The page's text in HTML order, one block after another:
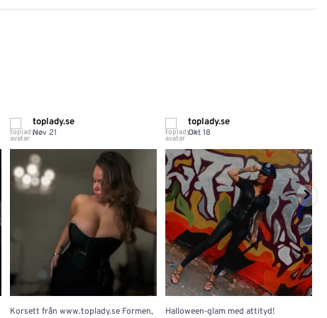
toplady.se
Nov 21
Korsett från www.toplady.se Formen,
toplady.se
Okt 18
Halloween‑glam med attityd!